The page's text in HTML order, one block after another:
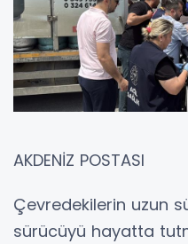
AKDENİZ POSTASI
Çevredekilerin uzun
sürücüyü hayatta